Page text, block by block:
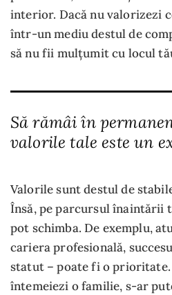
interior. Dacă nu valorizezi
într-un mediu destul de
să nu fii mulțumit cu locul
Să rămâi în
valorile tale este un
Valorile sunt destul de
Însă, pe parcursul înaintării
pot schimba. De exemplu,
cariera profesională,
statut – poate fi o prioritate.
întemeiezi o familie, s-ar